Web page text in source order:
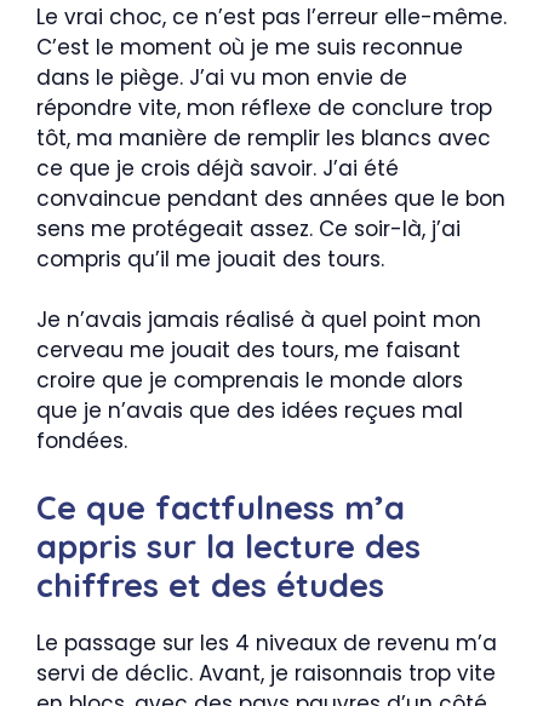
Le vrai choc, ce n’est pas l’erreur elle-même.
C’est le moment où je me suis reconnue
dans le piège. J’ai vu mon envie de
répondre vite, mon réflexe de conclure trop
tôt, ma manière de remplir les blancs avec
ce que je crois déjà savoir. J’ai été
convaincue pendant des années que le bon
sens me protégeait assez. Ce soir-là, j’ai
compris qu’il me jouait des tours.
Je n’avais jamais réalisé à quel point mon
cerveau me jouait des tours, me faisant
croire que je comprenais le monde alors
que je n’avais que des idées reçues mal
fondées.
Ce que factfulness m’a
appris sur la lecture des
chiffres et des études
Le passage sur les 4 niveaux de revenu m’a
servi de déclic. Avant, je raisonnais trop vite